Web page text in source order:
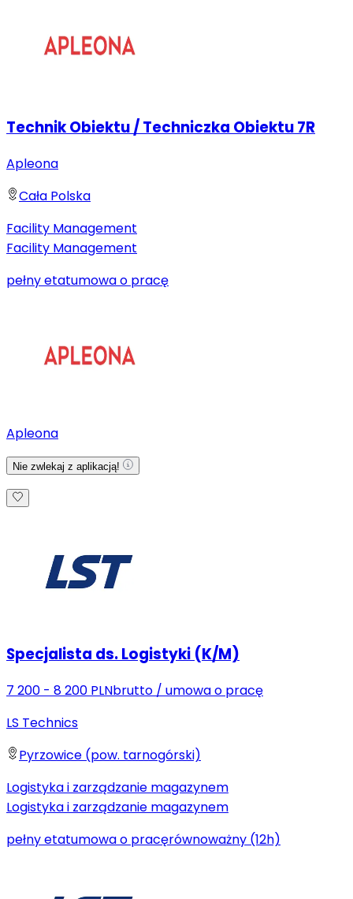
Technik Obiektu / Techniczka Obiektu 7R
Apleona
Cała Polska
Facility Management
Facility Management
pełny etatumowa o pracę
Apleona
Nie zwlekaj z aplikacją!
Specjalista ds. Logistyki (K/M)
7 200 - 8 200 PLNbrutto / umowa o pracę
LS Technics
Pyrzowice (pow. tarnogórski)
Logistyka i zarządzanie magazynem
Logistyka i zarządzanie magazynem
pełny etatumowa o pracęrównoważny (12h)